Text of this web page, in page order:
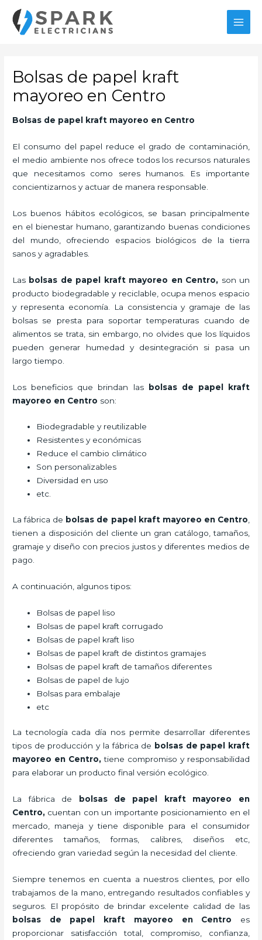
contenido
Bolsas de papel kraft
mayoreo en Centro
Bolsas de papel kraft mayoreo en Centro
El consumo del papel reduce el grado de contaminación,
el medio ambiente nos ofrece todos los recursos naturales
que necesitamos como seres humanos. Es importante
concientizarnos y actuar de manera responsable.
Los buenos hábitos ecológicos, se basan principalmente
en el bienestar humano, garantizando buenas condiciones
del mundo, ofreciendo espacios biológicos de la tierra
sanos y agradables.
Las bolsas de papel kraft mayoreo en Centro, son un
producto biodegradable y reciclable, ocupa menos espacio
y representa economía. La consistencia y gramaje de las
bolsas se presta para soportar temperaturas cuando de
alimentos se trata, sin embargo, no olvides que los líquidos
pueden generar humedad y desintegración si pasa un
largo tiempo.
Los beneficios que brindan lasbolsas de papel kraft
mayoreo en Centro son:
Biodegradable y reutilizable
Resistentes y económicas
Reduce el cambio climático
Son personalizables
Diversidad en uso
etc.
La fábrica de bolsas de papel kraft mayoreo en Centro
tienen a disposición del cliente un gran catálogo, tamaños,
gramaje y diseño con precios justos y diferentes medios de
pago.
A continuación, algunos tipos:
Bolsas de papel liso
Bolsas de papel kraft corrugado
Bolsas de papel kraft liso
Bolsas de papel kraft de distintos gramajes
Bolsas de papel kraft de tamaños diferentes
Bolsas de papel de lujo
Bolsas para embalaje
etc
La tecnología cada día nos permite desarrollar diferentes
tipos de producción y la fábrica de bolsas de papel kraft
mayoreo en Centro, tiene compromiso y responsabilidad
para elaborar un producto final versión ecológico.
La fábrica de
bolsas de papel kraft mayoreo en
Centro, cuentan con un importante posicionamiento en el
mercado,
maneja y tiene disponible para el consumidor
diferentes tamaños, formas, calibres, diseños etc,
ofreciendo gran variedad según la necesidad del cliente.
Siempre tenemos en cuenta a nuestros clientes, por ello
trabajamos de la mano, entregando resultados confiables y
seguros. El propósito de brindar excelente calidad de las
bolsas de papel kraft mayoreo en Centro es
proporcionar satisfacción total, compromiso, confianza,